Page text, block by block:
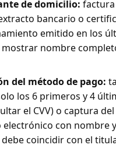
de domicilio:
bancario o
emitido en los
mostrar nombre
del método de pago:
los 6 primeros y 4
el CVV) o captura del
electrónico con nombre
coincidir con el